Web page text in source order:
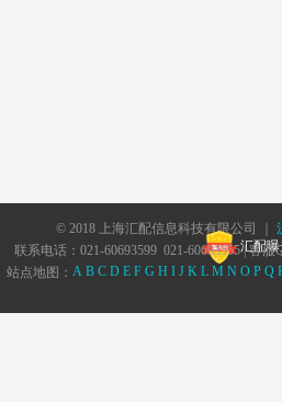
© 2018 上海汇配信息科技有限公司 ｜
汇配曝
联系电话：021-60693599 021-60693555 | 客服
站点地图： A B C D E F G H I J K L M N O P Q